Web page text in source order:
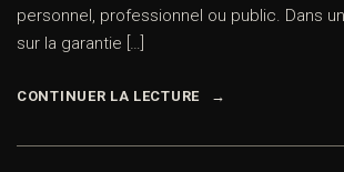
personnel, professionnel ou public. Dans
sur la garantie […]
CONTINUER LA LECTURE